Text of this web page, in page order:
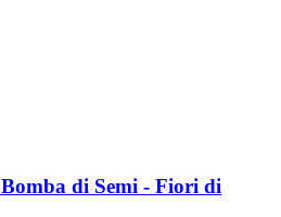
Bomba di Semi -​ Fiori di